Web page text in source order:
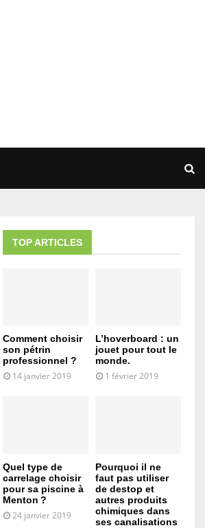
TOP ARTICLES
Comment choisir
son pétrin
professionnel ?
14 janvier 2019
L’hoverboard : un
jouet pour tout le
monde.
1 février 2019
Quel type de
carrelage choisir
pour sa piscine à
Menton ?
24 janvier 2019
Pourquoi il ne
faut pas utiliser
de destop et
autres produits
chimiques dans
ses canalisations